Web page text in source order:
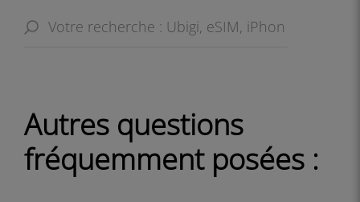
Autres questions
fréquemment posées :